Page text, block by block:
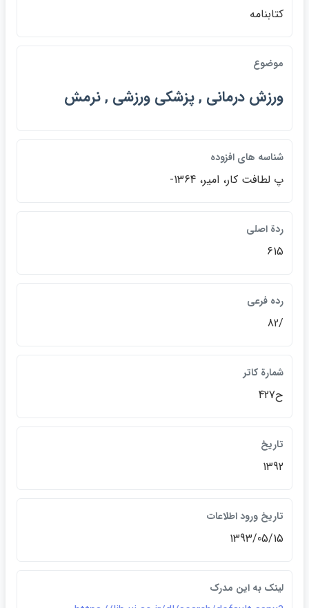
كتابنامه
موضوع
ورزش درماني , پزشكي ورزشي , نرمش
شناسه هاي افزوده
پ لطافت كار، امير، 1364-
ردة اصلي
615
رده فرعي
/82
شمارة كاتر
ح427
تاريخ
1392
تاريخ ورود اطلاعات
1393/05/15
لينک به اين مدرک